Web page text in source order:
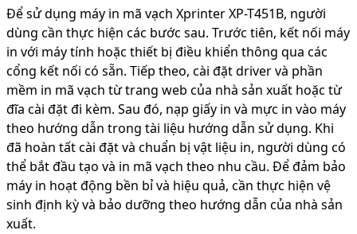
Để sử dụng máy in mã vạch Xprinter XP-T451B, người
dùng cần thực hiện các bước sau. Trước tiên, kết nối máy
in với máy tính hoặc thiết bị điều khiển thông qua các
cổng kết nối có sẵn. Tiếp theo, cài đặt driver và phần
mềm in mã vạch từ trang web của nhà sản xuất hoặc từ
đĩa cài đặt đi kèm. Sau đó, nạp giấy in và mực in vào máy
theo hướng dẫn trong tài liệu hướng dẫn sử dụng. Khi
đã hoàn tất cài đặt và chuẩn bị vật liệu in, người dùng có
thể bắt đầu tạo và in mã vạch theo nhu cầu. Để đảm bảo
máy in hoạt động bền bỉ và hiệu quả, cần thực hiện vệ
sinh định kỳ và bảo dưỡng theo hướng dẫn của nhà sản
xuất.